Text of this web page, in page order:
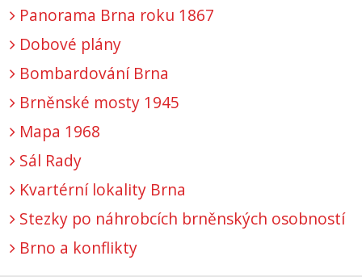
Panorama Brna roku 1867
Dobové plány
Bombardování Brna
Brněnské mosty 1945
Mapa 1968
Sál Rady
Kvartérní lokality Brna
Stezky po náhrobcích brněnských osobností
Brno a konflikty